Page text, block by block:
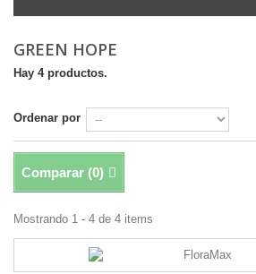
GREEN HOPE
Hay 4 productos.
Ordenar por
Comparar (0)
Mostrando 1 - 4 de 4 items